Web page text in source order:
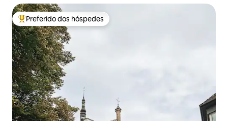
Entre os melhores preferidos dos hóspedes
Preferido dos hóspedes